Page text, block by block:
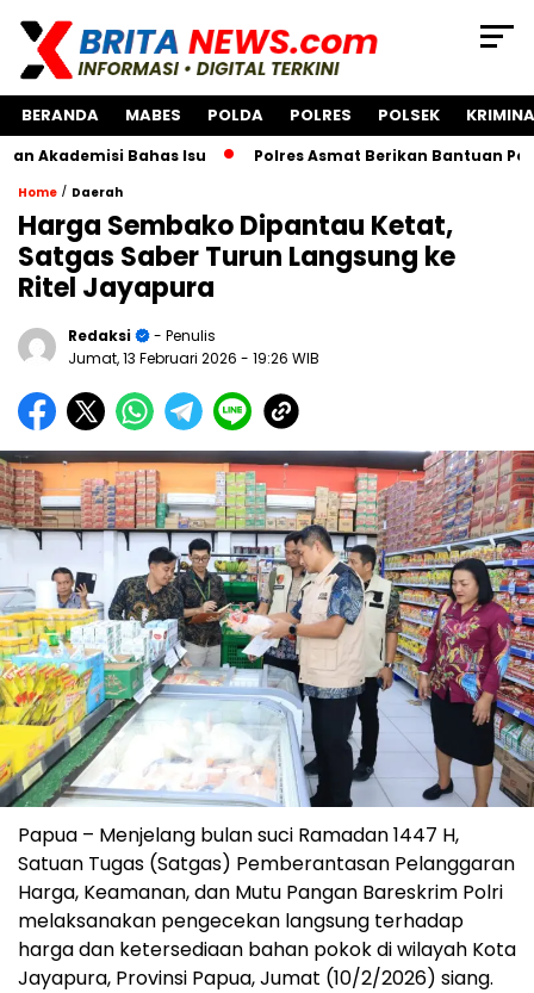
BERANDA MABES POLDA POLRES POLSEK
Bahas Isu Polres Asmat Berikan Bantuan
Home / Daerah
Harga Sembako Dipantau Ketat,
Satgas Saber Turun Langsung ke
Ritel Jayapura
Redaksi
- Penulis
Jumat, 13 Februari 2026 - 19:26 WIB
Papua – Menjelang bulan suci Ramadan 1447 H,
Satuan Tugas (Satgas) Pemberantasan Pelanggaran
Harga, Keamanan, dan Mutu Pangan Bareskrim Polri
melaksanakan pengecekan langsung terhadap
harga dan ketersediaan bahan pokok di wilayah Kota
Jayapura, Provinsi Papua, Jumat (10/2/2026) siang.